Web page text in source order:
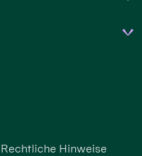
Rechtliche Hinweise